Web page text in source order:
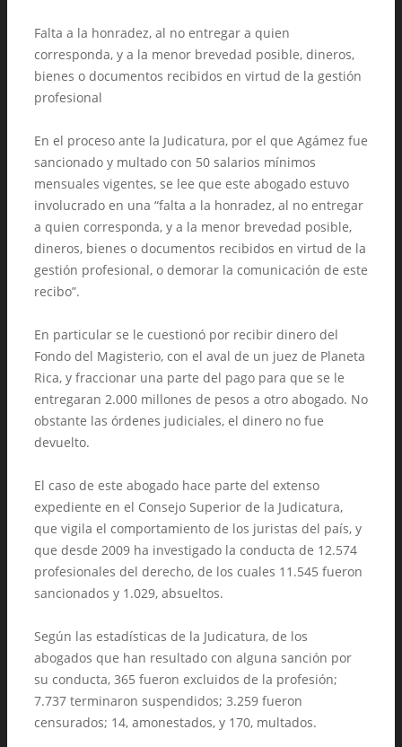
Falta a la honradez, al no entregar a quien
corresponda, y a la menor brevedad posible, dineros,
bienes o documentos recibidos en virtud de la gestión
profesional
En el proceso ante la Judicatura, por el que Agámez fue
sancionado y multado con 50 salarios mínimos
mensuales vigentes, se lee que este abogado estuvo
involucrado en una “falta a la honradez, al no entregar
a quien corresponda, y a la menor brevedad posible,
dineros, bienes o documentos recibidos en virtud de la
gestión profesional, o demorar la comunicación de este
recibo”.
En particular se le cuestionó por recibir dinero del
Fondo del Magisterio, con el aval de un juez de Planeta
Rica, y fraccionar una parte del pago para que se le
entregaran 2.000 millones de pesos a otro abogado. No
obstante las órdenes judiciales, el dinero no fue
devuelto.
El caso de este abogado hace parte del extenso
expediente en el Consejo Superior de la Judicatura,
que vigila el comportamiento de los juristas del país, y
que desde 2009 ha investigado la conducta de 12.574
profesionales del derecho, de los cuales 11.545 fueron
sancionados y 1.029, absueltos.
Según las estadísticas de la Judicatura, de los
abogados que han resultado con alguna sanción por
su conducta, 365 fueron excluidos de la profesión;
7.737 terminaron suspendidos; 3.259 fueron
censurados; 14, amonestados, y 170, multados.